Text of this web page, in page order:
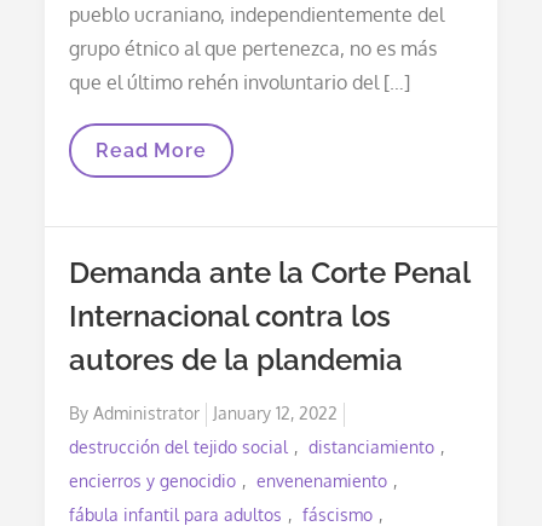
pueblo ucraniano, independientemente del
grupo étnico al que pertenezca, no es más
que el último rehén involuntario del […]
Arzobispo
Han
La
En
Ucrania
Para
Establecer
Tiranía
Del
Nuevo
Orden
Mundial”
Read More
Demanda ante la Corte Penal
Internacional contra los
autores de la plandemia
ByAdministrator
Posted
on
January 12, 2022
destrucción del tejido social
distanciamiento
encierros y genocidio
envenenamiento
fábula infantil para adultos
fáscismo